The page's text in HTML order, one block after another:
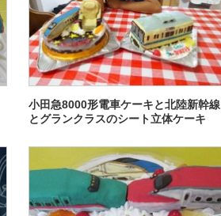
小田急8000形電車ケーキと北陸新幹線
とグランクラスのシート立体ケーキ